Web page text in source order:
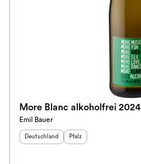
More Blanc alkoholfrei 2024
Emil Bauer
Herkunftsland
Deutschland Herkunftsregion
Pfalz